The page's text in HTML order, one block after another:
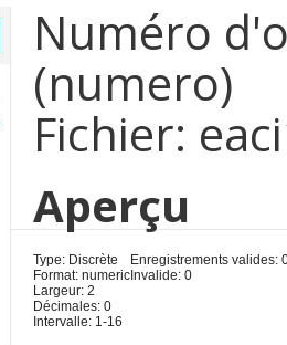
Numéro
(numero)
Fichier:
Aperçu
Type: Discrète
Format: numeric
Largeur: 2
Décimales: 0
Intervalle: 1-16
Enregistrements valides:
Invalide: 0